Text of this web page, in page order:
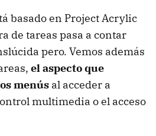
basado en Project Acrylic
de tareas pasa a contar
pero. Vemos además
el aspecto que
menús al acceder a
multimedia o el acceso